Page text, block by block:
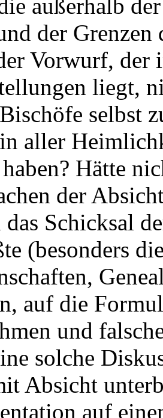
außerhalb
der
Vorwurf, der
liegt,
selbst
aller
Hätte
der
das Schicksal
(besonders
auf die
und
solche
Absicht
auf